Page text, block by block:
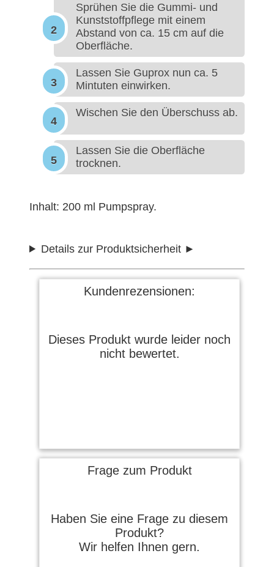
Sprühen Sie die Gummi- und
Kunststoffpflege mit einem
Abstand von ca. 15 cm auf die
Oberfläche.
Lassen Sie Guprox nun ca. 5
Mintuten einwirken.
Wischen Sie den Überschuss ab.
Lassen Sie die Oberfläche
trocknen.
Inhalt: 200 ml Pumpspray.
Details zur Produktsicherheit
Kundenrezensionen:
Dieses Produkt wurde leider noch
nicht bewertet.
Frage zum Produkt
Haben Sie eine Frage zu diesem
Produkt?
Wir helfen Ihnen gern.